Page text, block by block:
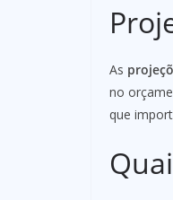
As
no
que